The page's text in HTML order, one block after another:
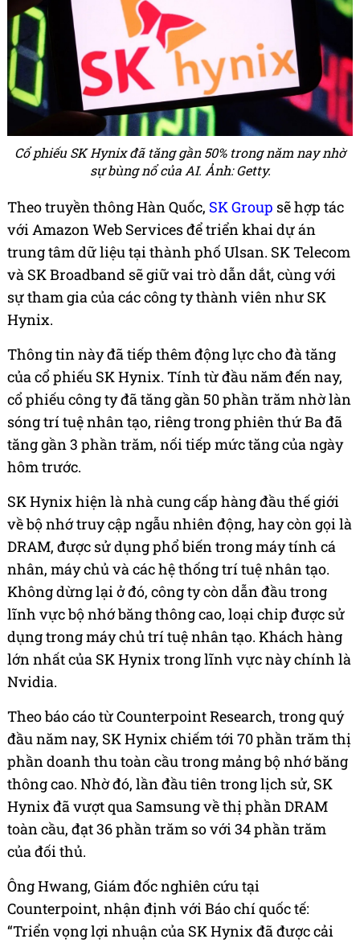
Cổ phiếu SK Hynix đã tăng gần 50% trong năm nay nhờ
sự bùng nổ của AI. Ảnh: Getty.
Theo truyền thông Hàn Quốc, SK Group sẽ hợp tác
với Amazon Web Services để triển khai dự án
trung tâm dữ liệu tại thành phố Ulsan. SK Telecom
và SK Broadband sẽ giữ vai trò dẫn dắt, cùng với
sự tham gia của các công ty thành viên như SK
Hynix.
Thông tin này đã tiếp thêm động lực cho đà tăng
của cổ phiếu SK Hynix. Tính từ đầu năm đến nay,
cổ phiếu công ty đã tăng gần 50 phần trăm nhờ làn
sóng trí tuệ nhân tạo, riêng trong phiên thứ Ba đã
tăng gần 3 phần trăm, nối tiếp mức tăng của ngày
hôm trước.
SK Hynix hiện là nhà cung cấp hàng đầu thế giới
về bộ nhớ truy cập ngẫu nhiên động, hay còn gọi là
DRAM, được sử dụng phổ biến trong máy tính cá
nhân, máy chủ và các hệ thống trí tuệ nhân tạo.
Không dừng lại ở đó, công ty còn dẫn đầu trong
lĩnh vực bộ nhớ băng thông cao, loại chip được sử
dụng trong máy chủ trí tuệ nhân tạo. Khách hàng
lớn nhất của SK Hynix trong lĩnh vực này chính là
Nvidia.
Theo báo cáo từ Counterpoint Research, trong quý
đầu năm nay, SK Hynix chiếm tới 70 phần trăm thị
phần doanh thu toàn cầu trong mảng bộ nhớ băng
thông cao. Nhờ đó, lần đầu tiên trong lịch sử, SK
Hynix đã vượt qua Samsung về thị phần DRAM
toàn cầu, đạt 36 phần trăm so với 34 phần trăm
của đối thủ.
Ông Hwang, Giám đốc nghiên cứu tại
Counterpoint, nhận định với Báo chí quốc tế:
“Triển vọng lợi nhuận của SK Hynix đã được cải